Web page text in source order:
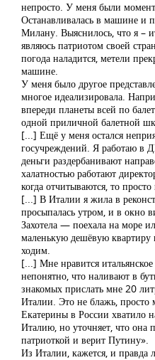
непросто. У меня были
Останавливалась в машине и
Милану. Выяснилось, что я –
являюсь патриотом своей
погода наладится, метели
машине.
У меня было другое
многое идеализировала.
впереди планеты всей по
одной приличной балетной
[...] Ещё у меня остался
госучреждений. Я работаю в
деньги раздербанивают
халатностью работают
когда отчитываются, то
[...] В Италии я жила в
просыпалась утром, и в окно
Захотела — поехала на море
маленькую дешёвую квартиру
ходим.
[...] Мне нравится
непонятно, что наливают в
знакомых прислать мне 20
Италии. Это не блажь, просто
Екатерины в России хватило
Италию, но уточняет, что она
патриоткой и верит Путину».
Из Италии, кажется, и правда